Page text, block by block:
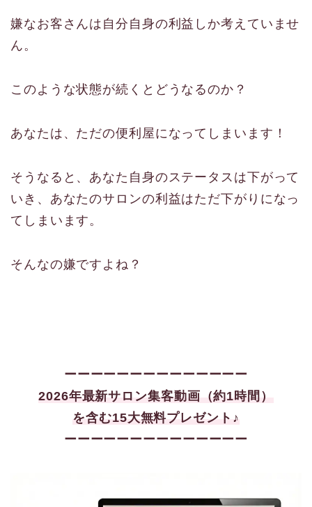
嫌なお客さんは自分自身の利益しか考えていませ
ん。
このような状態が続くとどうなるのか？
あなたは、ただの便利屋になってしまいます！
そうなると、あなた自身のステータスは下がって
いき、あなたのサロンの利益はただ下がりになっ
てしまいます。
そんなの嫌ですよね？
ーーーーーーーーーーーーーー
2026年最新サロン集客動画（約1時間）
を含む15大無料プレゼント♪
ーーーーーーーーーーーーーー